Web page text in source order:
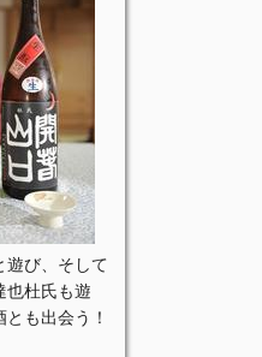
遊び、そして
也杜氏も遊
も出会う！